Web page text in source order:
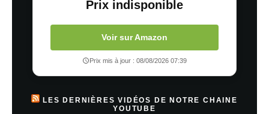
Prix indisponible
Voir sur Amazon
Prix mis à jour : 08/08/2026 07:39
LES DERNIÈRES VIDÉOS DE NOTRE CHAINE
YOUTUBE